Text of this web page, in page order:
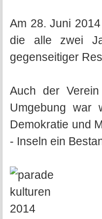
Am 28. Juni
die alle zwei
gegenseitiger
Auch der
Umgebung war
Demokratie und
- Inseln ein